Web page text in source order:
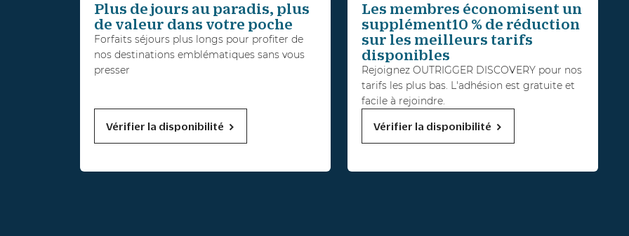
Plus de jours au paradis, plus
de valeur dans votre poche
Forfaits séjours plus longs pour profiter de
nos destinations emblématiques sans vous
presser
Vérifier la disponibilité
Les membres économisent un
supplément10 % de réduction
sur les meilleurs tarifs
disponibles
Rejoignez OUTRIGGER DISCOVERY pour nos
tarifs les plus bas. L'adhésion est gratuite et
facile à rejoindre.
Vérifier la disponibilité